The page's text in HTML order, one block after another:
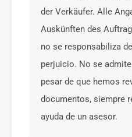
der Verkäufer. Alle
Auskünften des
no se responsabiliza
perjuicio. No se
pesar de que hemos
documentos, siempre
ayuda de un asesor.